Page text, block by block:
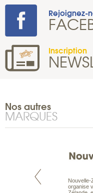
Rejoignez-
Inscription
Nos autres
MARQUES
est le spécialiste
Nouvelle-
organise